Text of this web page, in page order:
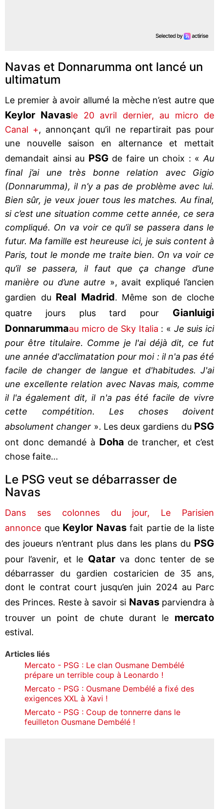
Navas et Donnarumma ont lancé un
ultimatum
Le premier à avoir allumé la mèche n’est autre que
Keylor Navasle 20 avril dernier, au micro de
Canal +, annonçant qu’il ne repartirait pas pour
une nouvelle saison en alternance et mettait
demandait ainsi au PSGde faire un choix : « Au
final j’ai une très bonne relation avec Gigio
(Donnarumma), il n’y a pas de problème avec lui.
Bien sûr, je veux jouer tous les matches. Au final,
si c’est une situation comme cette année, ce sera
compliqué. On va voir ce qu’il se passera dans le
futur. Ma famille est heureuse ici, je suis content à
Paris, tout le monde me traite bien. On va voir ce
qu’il se passera, il faut que ça change d’une
manière ou d’une autre », avait expliqué l’ancien
gardien du Real Madrid. Même son de cloche
quatre jours plus tard pour Gianluigi
Donnarummaau micro de Sky Italia : « Je suis ici
pour être titulaire. Comme je l'ai déjà dit, ce fut
une année d'acclimatation pour moi : il n'a pas été
facile de changer de langue et d'habitudes. J'ai
une excellente relation avec Navas mais, comme
il l'a également dit, il n'a pas été facile de vivre
cette compétition. Les choses doivent
absolument changer ». Les deux gardiens du PSG
ont donc demandé à Doha de trancher, et c’est
chose faite…
Le PSG veut se débarrasser de
Navas
Dans ses colonnes du jour, Le Parisien
annonce que Keylor Navasfait partie de la liste
des joueurs n’entrant plus dans les plans du PSG
pour l’avenir, et le Qatarva donc tenter de se
débarrasser du gardien costaricien de 35 ans,
dont le contrat court jusqu’en juin 2024 au Parc
des Princes. Reste à savoir si Navasparviendra à
trouver un point de chute durant le mercato
estival.
Articles liés
Mercato - PSG : Le clan Ousmane Dembélé
prépare un terrible coup à Leonardo !
Mercato - PSG : Ousmane Dembélé a fixé des
exigences XXL à Xavi !
Mercato - PSG : Coup de tonnerre dans le
feuilleton Ousmane Dembélé !